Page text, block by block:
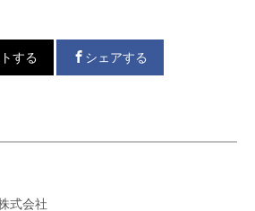
する シェアする
式会社